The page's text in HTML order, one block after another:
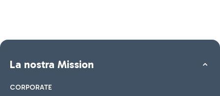
La nostra Mission
CORPORATE